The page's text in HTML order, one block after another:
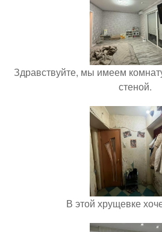
Здравствуйте, мы имеем
стеной.
В этой хрущевке